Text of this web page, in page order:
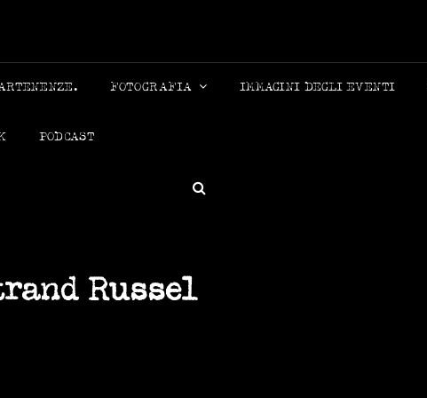
FOTOGRAFIA IMMAGINI DEGLI EVENTI
PODCAST
SEARCH
Russel